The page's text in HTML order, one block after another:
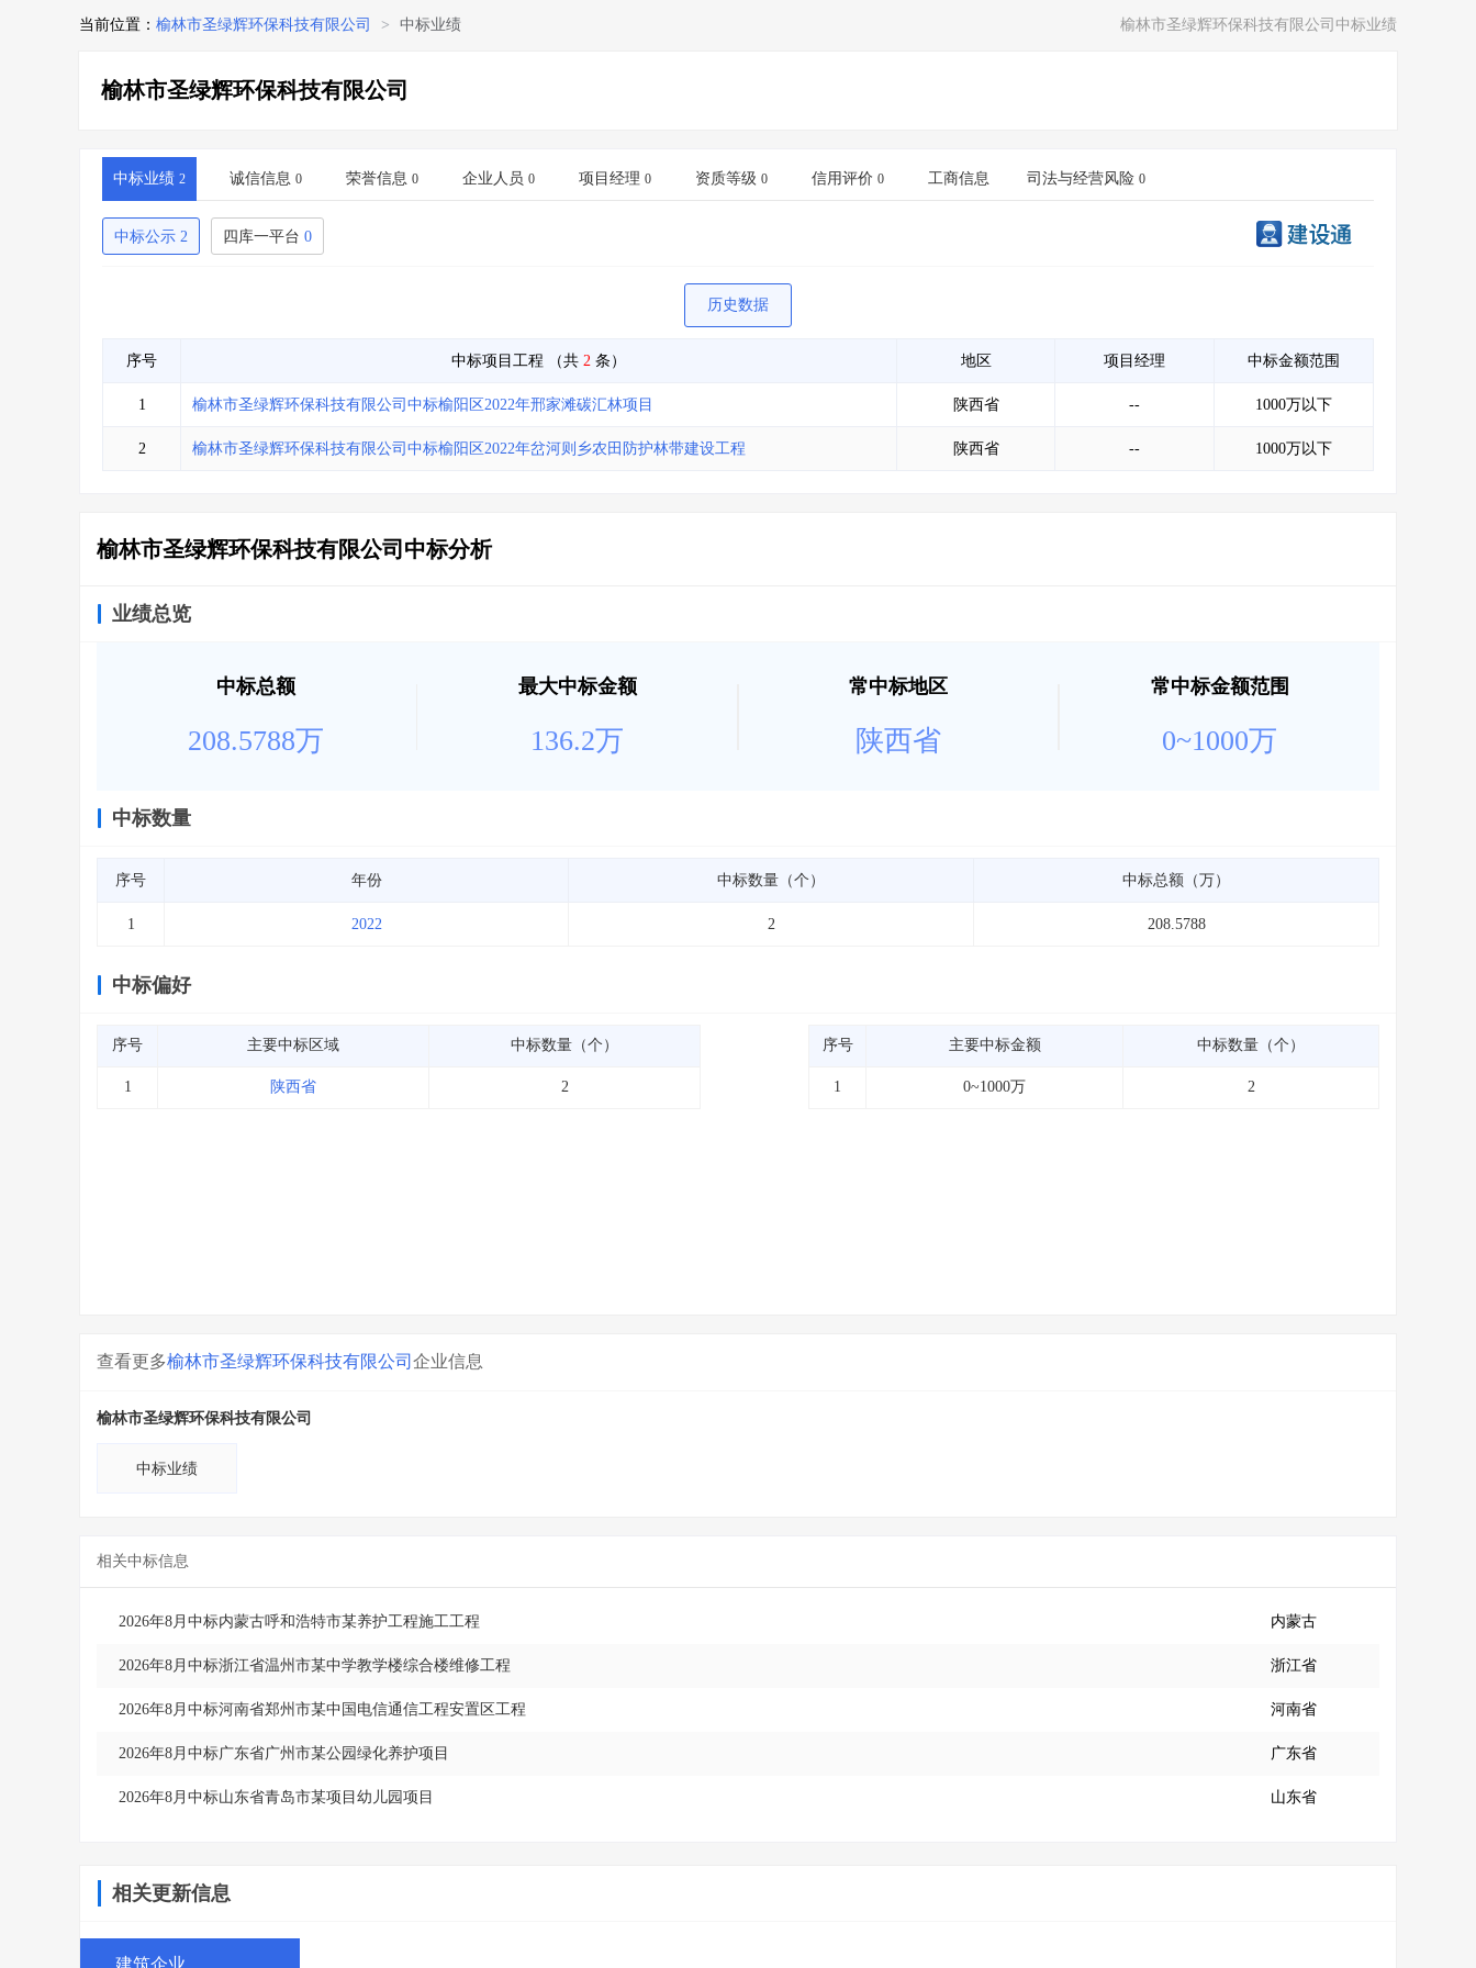
当前位置： 榆林市圣绿辉环保科技有限公司 > 中标业绩 榆林市圣绿辉环保科技有限公司中标业绩
榆林市圣绿辉环保科技有限公司
中标业绩 2 诚信信息 0 荣誉信息 0 企业人员 0 项目经理 0 资质等级 0 信用评价 0 工商信息 司法与经营风险 0
中标公示 2 四库一平台 0
历史数据
序号 中标项目工程 （共 2 条） 地区 项目经理 中标金额范围
1 榆林市圣绿辉环保科技有限公司中标榆阳区2022年邢家滩碳汇林项目 陕西省 -- 1000万以下
2 榆林市圣绿辉环保科技有限公司中标榆阳区2022年岔河则乡农田防护林带建设工程 陕西省 -- 1000万以下
榆林市圣绿辉环保科技有限公司中标分析
业绩总览
中标总额
208.5788万
最大中标金额
136.2万
常中标地区
陕西省
常中标金额范围
0~1000万
中标数量
序号 年份 中标数量（个） 中标总额（万）
1 2022 2 208.5788
中标偏好
序号 主要中标区域 中标数量（个）
1 陕西省 2
序号 主要中标金额 中标数量（个）
1 0~1000万 2
查看更多榆林市圣绿辉环保科技有限公司 企业信息
榆林市圣绿辉环保科技有限公司
中标业绩
相关中标信息
2026年8月中标内蒙古呼和浩特市某养护工程施工工程 内蒙古
2026年8月中标浙江省温州市某中学教学楼综合楼维修工程 浙江省
2026年8月中标河南省郑州市某中国电信通信工程安置区工程 河南省
2026年8月中标广东省广州市某公园绿化养护项目 广东省
2026年8月中标山东省青岛市某项目幼儿园项目 山东省
相关更新信息
建筑企业